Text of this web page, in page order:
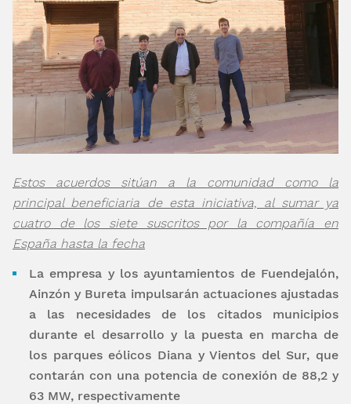
Estos acuerdos sitúan a la comunidad como la
principal beneficiaria de esta iniciativa, al sumar ya
cuatro de los siete suscritos por la compañía en
España hasta la fecha
La empresa y los ayuntamientos de Fuendejalón,
Ainzón y Bureta impulsarán actuaciones ajustadas
a las necesidades de los citados municipios
durante el desarrollo y la puesta en marcha de
los parques eólicos Diana y Vientos del Sur, que
contarán con una potencia de conexión de 88,2 y
63 MW, respectivamente